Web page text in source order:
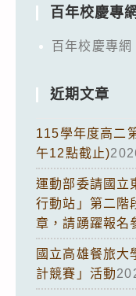
百年校慶專網
百年校慶專網
近期文章
115學年度高二
午12點截止)
運動部委請國立
行動站」第二階
章，請踴躍報名
國立高雄餐旅大
計競賽」活動